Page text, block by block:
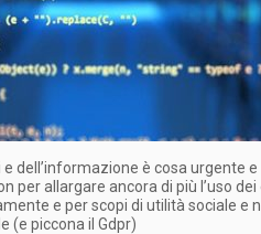
dell’informazione è cosa urgente
per allargare ancora di più l’uso
e per scopi di utilità sociale e
(e piccona il Gdpr)